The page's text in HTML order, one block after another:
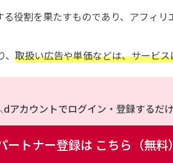
役割を果たすものであり、アフィ
取扱い広告や単価などは、サービ
dアカウントでログイン・登録するだ
ートナー登録は こちら（無料